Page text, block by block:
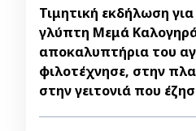
Τιμητική εκδήλωση
γλύπτη Μεμά
αποκαλυπτήρια του
φιλοτέχνησε, στην
στην γειτονιά που